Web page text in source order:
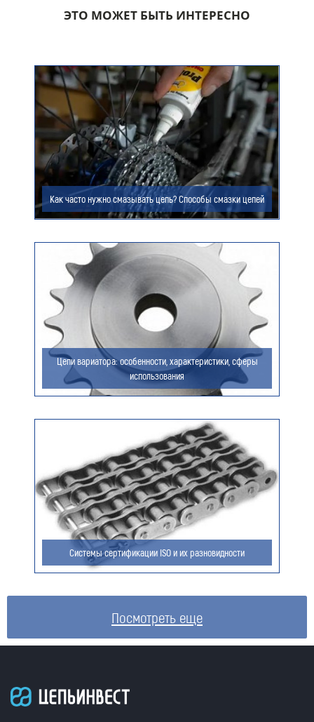
ЭТО МОЖЕТ БЫТЬ ИНТЕРЕСНО
Как часто нужно смазывать цепь? Способы смазки цепей
Цепи вариатора: особенности, характеристики, сферы
использования
Системы сертификации ISO и их разновидности
Посмотреть еще
Ваш e-mail (обязательно)
Ваше сообщение
Я даю согласие на обработку моих персональных
данных (ФИО/Компания, телефон, email) компанией
ООО «ЦЕПЬИНВЕСТ».
Посмотреть текст согласия